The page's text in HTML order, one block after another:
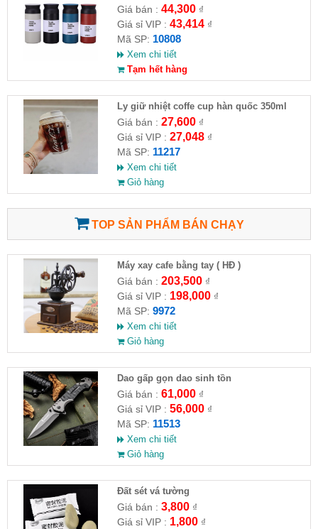
Giá bán : 44,300₫
Giá sỉ VIP : 43,414₫
Mã SP: 10808
Xem chi tiết
Tạm hết hàng
Ly giữ nhiệt coffe cup hàn quốc 350ml
Giá bán : 27,600₫
Giá sỉ VIP : 27,048₫
Mã SP: 11217
Xem chi tiết
Giỏ hàng
TOP SẢN PHẨM BÁN CHẠY
Máy xay cafe bằng tay ( HĐ )
Giá bán : 203,500₫
Giá sỉ VIP : 198,000₫
Mã SP: 9972
Xem chi tiết
Giỏ hàng
Dao gấp gọn dao sinh tồn
Giá bán : 61,000₫
Giá sỉ VIP : 56,000₫
Mã SP: 11513
Xem chi tiết
Giỏ hàng
Đất sét vá tường
Giá bán : 3,800₫
Giá sỉ VIP : 1,800₫